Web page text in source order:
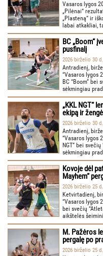
Vasaros lygos
„Pilėnai“
„Plasteną“ ir
labai atkakliai,
BC „Boom“
pusfinalį
2026 birželio 30
Antradienį,
“Vasaros lygos
BC “Boom” bei
sėkmingiau
„KKL NGT“
ekipą ir
2026 birželio 30
Antradienį,
“Vasaros lygos
NGT” bei
sėkmingiau
Kovoje dėl
Mayhem“
2026 birželio 25
Ketvirtadienį,
“Vasaros lygos
bei svečių
aikštelės
M. Pažėros
pergalę po
2026 birželio 25